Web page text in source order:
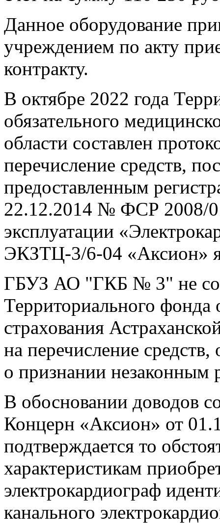
Данное оборудование
учреждением по акту
контракту.
В октябре 2022 года
обязательного
области составлен
перечисление средств,
предоставленным
22.12.2014 № ФСР 2008/
эксплуатации
ЭКЗТЦ-3/6-04 «Аксион»
ГБУЗ АО "ГКБ № 3" не
Территориального фонда
страхования
на перечисление средств,
о признании незаконным
В обосновании доводов
Концерн «Аксион» от
подтверждается то
характеристикам
электрокардиограф
канального